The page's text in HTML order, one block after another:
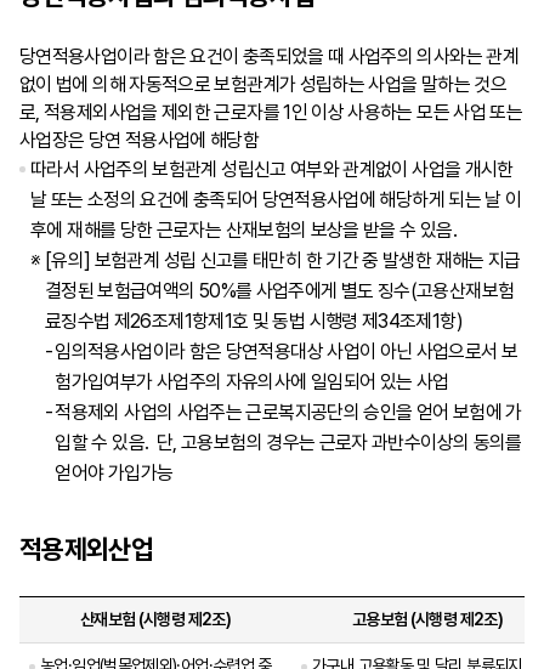
당연적용사업이라 함은 요건이 충족되었을 때 사업주의 의사와는 관계
없이 법에 의해 자동적으로 보험관계가 성립하는 사업을 말하는 것으
로, 적용제외사업을 제외한 근로자를 1인 이상 사용하는 모든 사업 또는
사업장은 당연 적용사업에 해당함
따라서 사업주의 보험관계 성립신고 여부와 관계없이 사업을 개시한
날 또는 소정의 요건에 충족되어 당연적용사업에 해당하게 되는 날 이
후에 재해를 당한 근로자는 산재보험의 보상을 받을 수 있음.
※ [유의] 보험관계 성립 신고를 태만히 한 기간 중 발생한 재해는 지급
결정된 보험급여액의 50%를 사업주에게 별도 징수(고용산재보험
료징수법 제26조제1항제1호 및 동법 시행령 제34조제1항)
임의적용사업이라 함은 당연적용대상 사업이 아닌 사업으로서 보
험가입여부가 사업주의 자유의사에 일임되어 있는 사업
적용제외 사업의 사업주는 근로복지공단의 승인을 얻어 보험에 가
입할 수 있음. 단, 고용보험의 경우는 근로자 과반수이상의 동의를
얻어야 가입가능
적용제외산업
산재보험 (시행령 제2조) 고용보험 (시행령 제2조)